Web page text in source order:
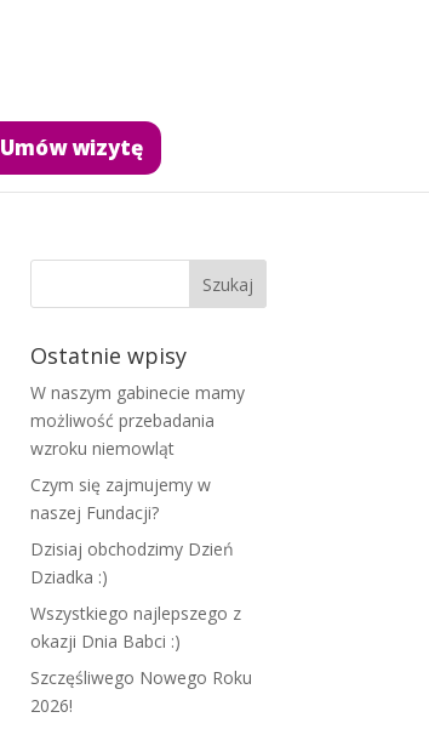
Umów wizytę
Ostatnie wpisy
W naszym gabinecie mamy
możliwość przebadania
wzroku niemowląt
Czym się zajmujemy w
naszej Fundacji?
Dzisiaj obchodzimy Dzień
Dziadka :)
Wszystkiego najlepszego z
okazji Dnia Babci :)
Szczęśliwego Nowego Roku
2026!